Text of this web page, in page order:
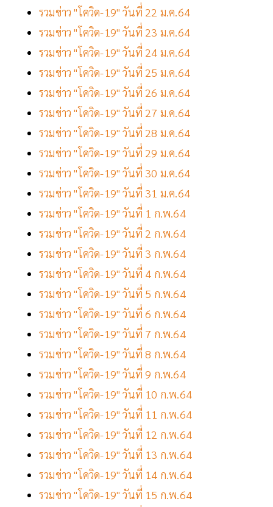
รวมข่าว "โควิด-19" วันที่ 22 ม.ค.64
รวมข่าว "โควิด-19" วันที่ 23 ม.ค.64
รวมข่าว "โควิด-19" วันที่ 24 ม.ค.64
รวมข่าว "โควิด-19" วันที่ 25 ม.ค.64
รวมข่าว "โควิด-19" วันที่ 26 ม.ค.64
รวมข่าว "โควิด-19" วันที่ 27 ม.ค.64
รวมข่าว "โควิด-19" วันที่ 28 ม.ค.64
รวมข่าว "โควิด-19" วันที่ 29 ม.ค.64
รวมข่าว "โควิด-19" วันที่ 30 ม.ค.64
รวมข่าว "โควิด-19" วันที่ 31 ม.ค.64
รวมข่าว "โควิด-19" วันที่ 1 ก.พ.64
รวมข่าว "โควิด-19" วันที่ 2 ก.พ.64
รวมข่าว "โควิด-19" วันที่ 3 ก.พ.64
รวมข่าว "โควิด-19" วันที่ 4 ก.พ.64
รวมข่าว "โควิด-19" วันที่ 5 ก.พ.64
รวมข่าว "โควิด-19" วันที่ 6 ก.พ.64
รวมข่าว "โควิด-19" วันที่ 7 ก.พ.64
รวมข่าว "โควิด-19" วันที่ 8 ก.พ.64
รวมข่าว "โควิด-19" วันที่ 9 ก.พ.64
รวมข่าว "โควิด-19" วันที่ 10 ก.พ.64
รวมข่าว "โควิด-19" วันที่ 11 ก.พ.64
รวมข่าว "โควิด-19" วันที่ 12 ก.พ.64
รวมข่าว "โควิด-19" วันที่ 13 ก.พ.64
รวมข่าว "โควิด-19" วันที่ 14 ก.พ.64
รวมข่าว "โควิด-19" วันที่ 15 ก.พ.64